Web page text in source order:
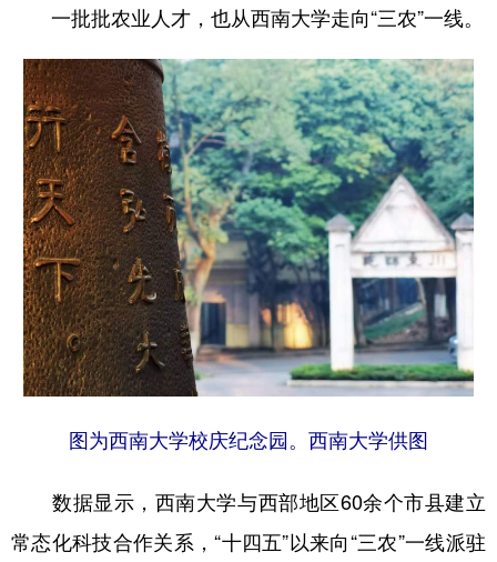
一批批农业人才，也从西南大学走向“三农”一线。
图为西南大学校庆纪念园。西南大学供图
数据显示，西南大学与西部地区60余个市县建立
常态化科技合作关系，“十四五”以来向“三农”一线派驻